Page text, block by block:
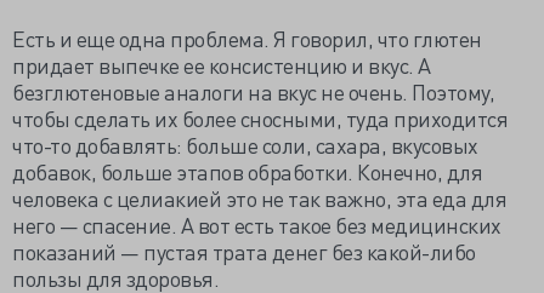
Есть и еще одна проблема. Я говорил, что глютен
придает выпечке ее консистенцию и вкус. А
безглютеновые аналоги на вкус не очень. Поэтому,
чтобы сделать их более сносными, туда приходится
что-то добавлять: больше соли, сахара, вкусовых
добавок, больше этапов обработки. Конечно, для
человека с целиакией это не так важно, эта еда для
него — спасение. А вот есть такое без медицинских
показаний — пустая трата денег без какой-либо
пользы для здоровья.